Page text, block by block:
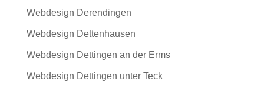
Webdesign Derendingen
Webdesign Dettenhausen
Webdesign Dettingen an der Erms
Webdesign Dettingen unter Teck